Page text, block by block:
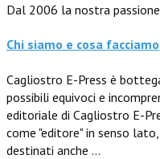
Dal 2006 la nostra
Chi siamo e cosa facciamo
Cagliostro E-Press è
possibili equivoci e
editoriale di Cagliostro E-
come "editore" in senso
destinati anche ...